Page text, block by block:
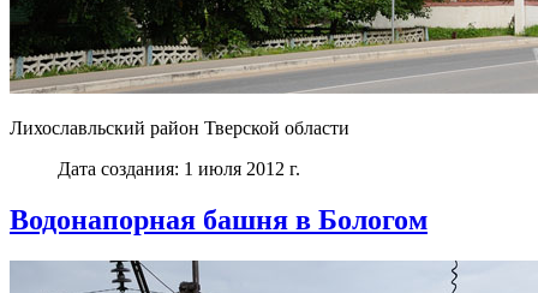
Лихославльский район Тверской области
Дата создания: 1 июля 2012 г.
Водонапорная башня в Бологом